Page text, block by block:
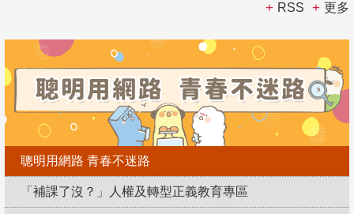
RSS 更多
聰明用網路 青春不迷路
「補課了沒？」人權及轉型正義教育專區